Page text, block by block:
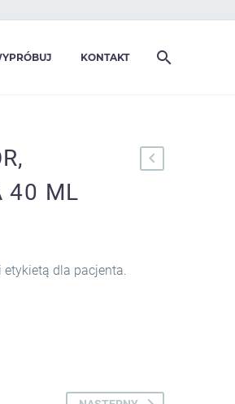
KONTAKT
40 ML
dla pacjenta.